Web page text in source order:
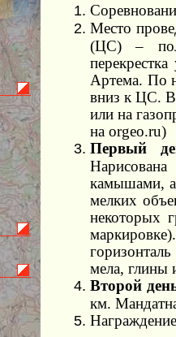
Место
(ЦС) –
Артема. По
вниз к ЦС. В
или на
на orgeo.ru)
Первый
камышами, а
мелких
некоторых
мела, глины
Второй
км.